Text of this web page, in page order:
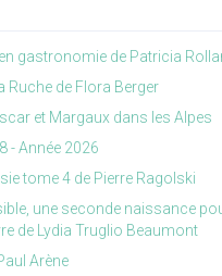
gastronomie de Patricia
Ruche de Flora Berger
et Margaux dans les Alpes
- Année 2026
tome 4 de Pierre Ragolski
une seconde naissance
de Lydia Truglio Beaumont
Arène